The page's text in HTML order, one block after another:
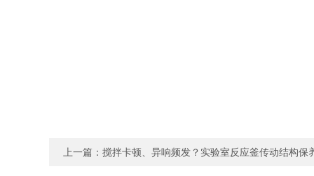
上一篇： 搅拌卡顿、异响频发？实验室反应釜传动结构保